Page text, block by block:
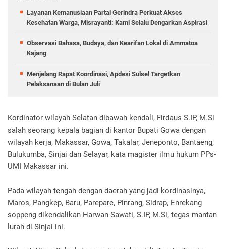
Layanan Kemanusiaan Partai Gerindra Perkuat Akses
Kesehatan Warga, Misrayanti: Kami Selalu Dengarkan Aspirasi
Observasi Bahasa, Budaya, dan Kearifan Lokal di Ammatoa
Kajang
Menjelang Rapat Koordinasi, Apdesi Sulsel Targetkan
Pelaksanaan di Bulan Juli
Kordinator wilayah Selatan dibawah kendali, Firdaus S.IP, M.Si
salah seorang kepala bagian di kantor Bupati Gowa dengan
wilayah kerja, Makassar, Gowa, Takalar, Jeneponto, Bantaeng,
Bulukumba, Sinjai dan Selayar, kata magister ilmu hukum PPs-
UMI Makassar ini.
Pada wilayah tengah dengan daerah yang jadi kordinasinya,
Maros, Pangkep, Baru, Parepare, Pinrang, Sidrap, Enrekang
soppeng dikendalikan Harwan Sawati, S.IP, M.Si, tegas mantan
lurah di Sinjai ini.